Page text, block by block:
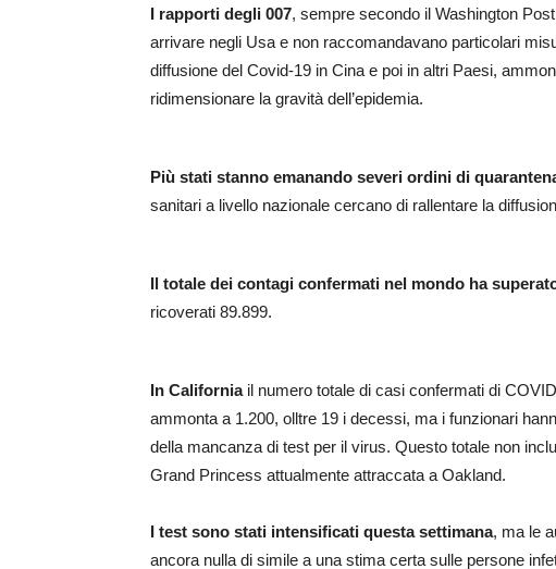
I rapporti degli 007, sempre secondo il Washington
arrivare negli Usa e non raccomandavano particolari
diffusione del Covid-19 in Cina e poi in altri Paesi,
ridimensionare la gravità dell’epidemia.
Più stati stanno emanando severi ordini di
sanitari a livello nazionale cercano di rallentare la
Il totale dei contagi confermati nel mondo ha
ricoverati 89.899.
In Californiail numero totale di casi confermati di
ammonta a 1.200, olltre 19 i decessi, ma i funzionari
della mancanza di test per il virus. Questo totale non
Grand Princess attualmente attraccata a Oakland.
I test sono stati intensificati questa settimana, ma le
ancora nulla di simile a una stima certa sulle persone